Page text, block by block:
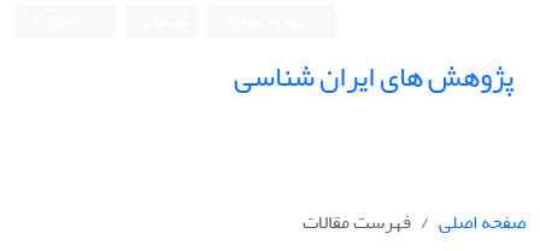
پژوهش های ایران شناسی
صفحه اصلی
فهرست مقالات